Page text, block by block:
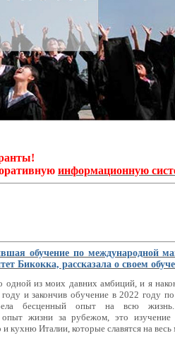
информационную
обучение по международной
Бикокка, рассказала о своем
одной из моих давних амбиций, и я
и закончив обучение в 2022 году по
бесценный опыт на всю
жизни за рубежом, это изучение
и кухню Италии, которые славятся на весь